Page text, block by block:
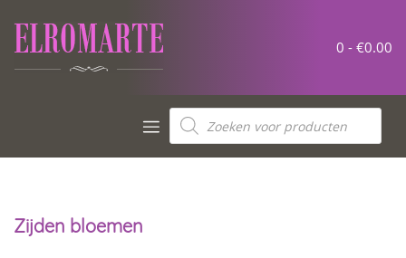
naar
inhoud
0 - €0.00
Producten
zoeken
Zijden bloemen